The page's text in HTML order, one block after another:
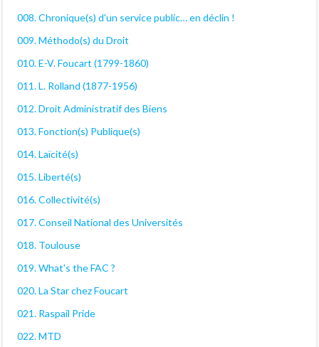
008. Chronique(s) d'un service public… en déclin !
009. Méthodo(s) du Droit
010. E-V. Foucart (1799-1860)
011. L. Rolland (1877-1956)
012. Droit Administratif des Biens
013. Fonction(s) Publique(s)
014. Laïcité(s)
015. Liberté(s)
016. Collectivité(s)
017. Conseil National des Universités
018. Toulouse
019. What's the FAC ?
020. La Star chez Foucart
021. Raspail Pride
022. MTD